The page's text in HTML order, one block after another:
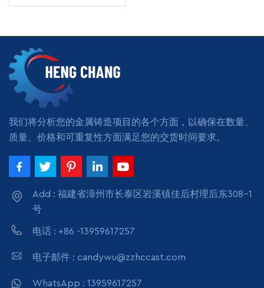
-10.00kg应用：油底壳表面
我们将分析您的金属铸造项目的各个方面，以确保在数量、
质量、价格和可重复性方面满足您的交货时间要求。
Add : 福建省漳州市长泰区岩溪镇佳后村理后东308-1
号
电话 : +86 -13959617257
电子邮件 : candywu@zzhccast.com
WhatsApp : 13959617257